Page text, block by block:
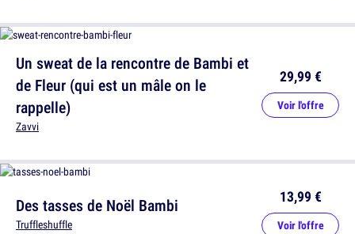
Un sweat de la rencontre de Bambi et
de Fleur (qui est un mâle on le
rappelle)
Zavvi
29,99 €
Voir l'offre
Des tasses de Noël Bambi
Truffleshuffle
13,99 €
Voir l'offre